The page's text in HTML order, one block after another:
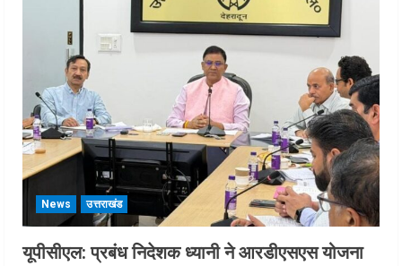
News उत्तराखंड
यूपीसीएल: प्रबंध निदेशक ध्यानी ने आरडीएसएस योजना